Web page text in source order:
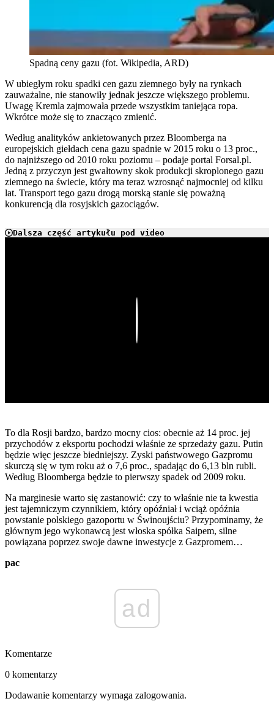
Spadną ceny gazu (fot. Wikipedia, ARD)
W ubiegłym roku spadki cen gazu ziemnego były na rynkach
zauważalne, nie stanowiły jednak jeszcze większego problemu.
Uwagę Kremla zajmowała przede wszystkim taniejąca ropa.
Wkrótce może się to znacząco zmienić.
Według analityków ankietowanych przez Bloomberga na
europejskich giełdach cena gazu spadnie w 2015 roku o 13 proc.,
do najniższego od 2010 roku poziomu – podaje portal Forsal.pl.
Jedną z przyczyn jest gwałtowny skok produkcji skroplonego gazu
ziemnego na świecie, który ma teraz wzrosnąć najmocniej od kilku
lat. Transport tego gazu drogą morską stanie się poważną
konkurencją dla rosyjskich gazociągów.
Dalsza część artykułu pod video
To dla Rosji bardzo, bardzo mocny cios: obecnie aż 14 proc. jej
przychodów z eksportu pochodzi właśnie ze sprzedaży gazu. Putin
będzie więc jeszcze biedniejszy. Zyski państwowego Gazpromu
skurczą się w tym roku aż o 7,6 proc., spadając do 6,13 bln rubli.
Według Bloomberga będzie to pierwszy spadek od 2009 roku.
Na marginesie warto się zastanowić: czy to właśnie nie ta kwestia
jest tajemniczym czynnikiem, który opóźniał i wciąż opóźnia
powstanie polskiego gazoportu w Świnoujściu? Przypominamy, że
głównym jego wykonawcą jest włoska spółka Saipem, silne
powiązana poprzez swoje dawne inwestycje z Gazpromem…
pac
ad
Komentarze
0 komentarzy
Dodawanie komentarzy wymaga zalogowania.